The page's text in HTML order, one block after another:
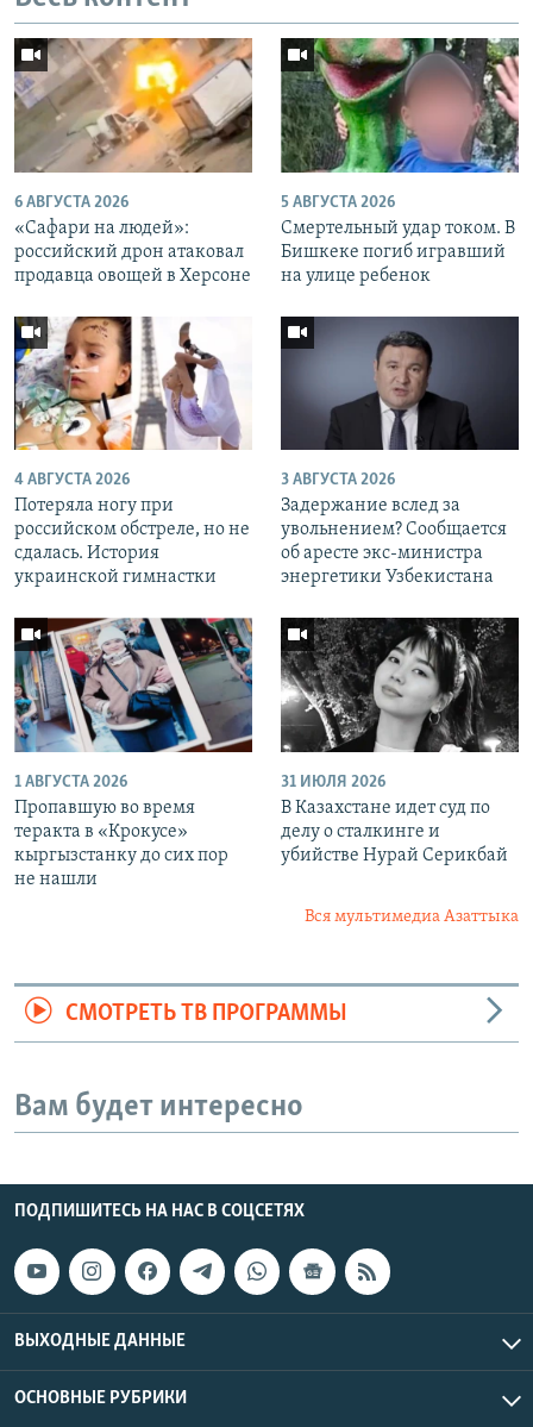
6 АВГУСТА 2026
«Cафари на людей»:
российский дрон атаковал
продавца овощей в Херсоне
5 АВГУСТА 2026
Смертельный удар током. В
Бишкеке погиб игравший
на улице ребенок
4 АВГУСТА 2026
Потеряла ногу при
российском обстреле, но не
сдалась. История
украинской гимнастки
3 АВГУСТА 2026
Задержание вслед за
увольнением? Сообщается
об аресте экс-министра
энергетики Узбекистана
1 АВГУСТА 2026
Пропавшую во время
теракта в «Крокусе»
кыргызстанку до сих пор
не нашли
31 ИЮЛЯ 2026
В Казахстане идет суд по
делу о сталкинге и
убийстве Нурай Серикбай
Вся мультимедиа Азаттыка
СМОТРЕТЬ ТВ ПРОГРАММЫ
Вам будет интересно
ПОДПИШИТЕСЬ НА НАС В СОЦСЕТЯХ
ВЫХОДНЫЕ ДАННЫЕ
ОСНОВНЫЕ РУБРИКИ